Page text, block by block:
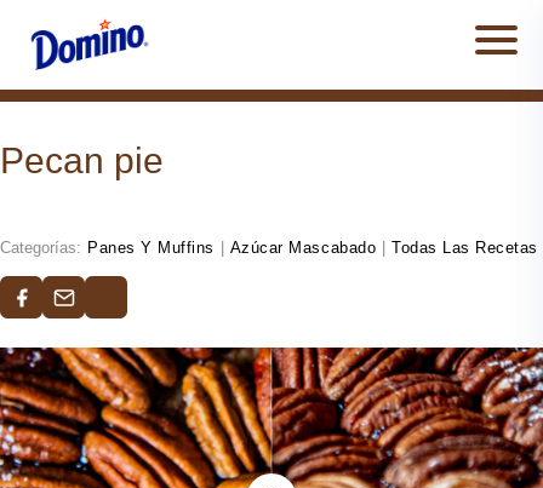
Pecan pie
Categorías: Panes Y Muffins Azúcar Mascabado Todas Las Recetas